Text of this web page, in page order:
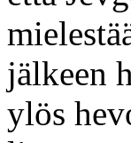
jälkeen
ylös